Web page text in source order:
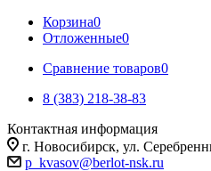
Корзина0
Отложенные0
Сравнение товаров0
8 (383) 218-38-83
Контактная информация
г. Новосибирск, ул.
p_kvasov@berlot-nsk.ru